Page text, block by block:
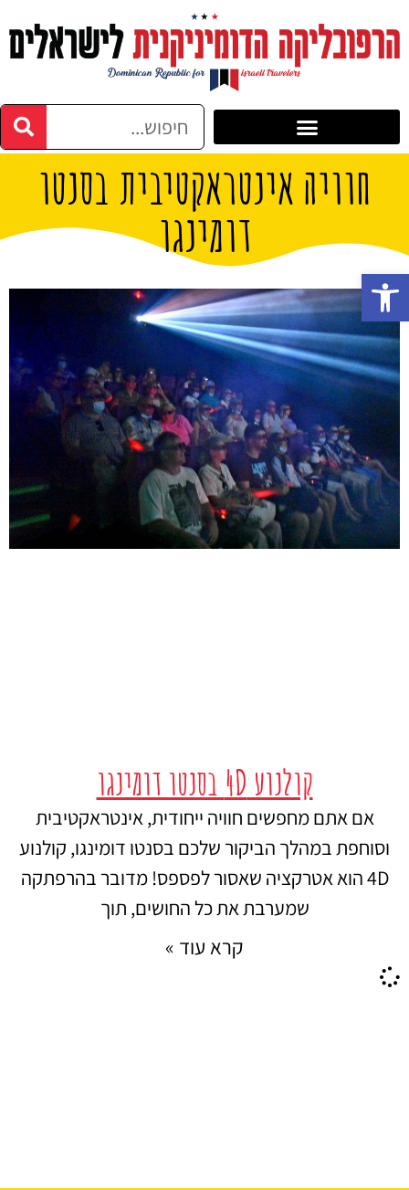
חוויה אינטראקטיבית בסנטו
דומינגו
קולנוע 4D בסנטו דומינגו
אם אתם מחפשים חוויה ייחודית, אינטראקטיבית
וסוחפת במהלך הביקור שלכם בסנטו דומינגו, קולנוע
4D הוא אטרקציה שאסור לפספס! מדובר בהרפתקה
שמערבת את כל החושים, תוך
קרא עוד »
פתח סרגל נגישות